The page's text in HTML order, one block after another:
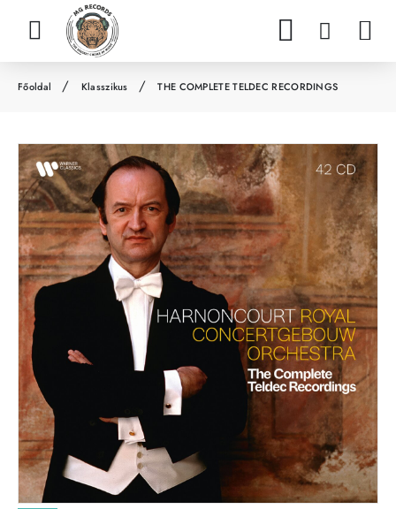
m
e
Klasszikus THE COMPLETE TELDEC RECORDINGS